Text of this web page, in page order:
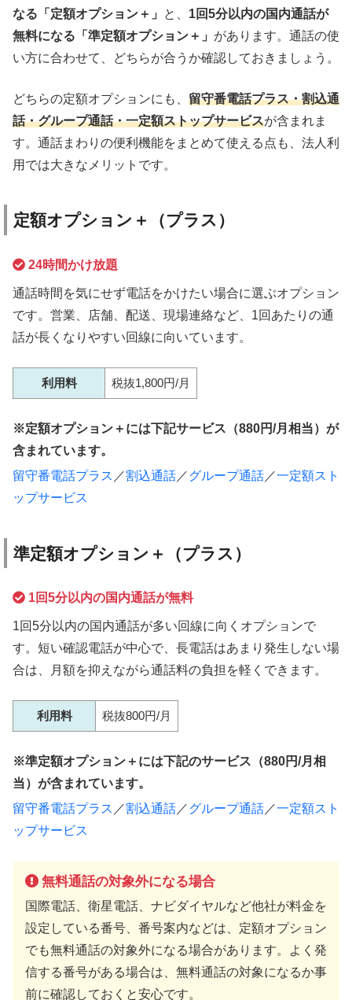
なる「定額オプション＋」
と、 1回5分以内の国内通話が
無料になる「準定額オプション＋」 があります。通話の使
い方に合わせて、どちらが合うか確認しておきましょう。
どちらの定額オプションにも、 留守番電話プラス・割込通
話・グループ通話・一定額ストップサービスが含まれま
す。通話まわりの便利機能をまとめて使える点も、法人利
用では大きなメリットです。
定額オプション＋（プラス）
24時間かけ放題
通話時間を気にせず電話をかけたい場合に選ぶオプション
です。営業、店舗、配送、現場連絡など、1回あたりの通
話が長くなりやすい回線に向いています。
利用料 税抜1,800円/月
定額オプション＋には下記サービス（880円/月相当）が
含まれています。
留守番電話プラス ／割込通話 ／グループ通話 ／一定額スト
ップサービス
準定額オプション＋（プラス）
1回5分以内の国内通話が無料
1回5分以内の国内通話が多い回線に向くオプションで
す。短い確認電話が中心で、長電話はあまり発生しない場
合は、月額を抑えながら通話料の負担を軽くできます。
利用料 税抜800円/月
準定額オプション＋には下記のサービス（880円/月相
当）が含まれています。
留守番電話プラス ／割込通話 ／グループ通話 ／一定額スト
ップサービス
無料通話の対象外になる場合
国際電話、衛星電話、ナビダイヤルなど他社が料金を
設定している番号、番号案内などは、定額オプション
でも無料通話の対象外になる場合があります。よく発
信する番号がある場合は、無料通話の対象になるか事
前に確認しておくと安心です。